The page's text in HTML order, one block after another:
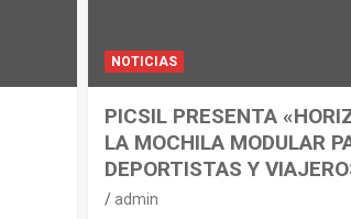
NOTICIAS
PICSIL PRESENTA
LA MOCHILA MODULAR
DEPORTISTAS Y
admin